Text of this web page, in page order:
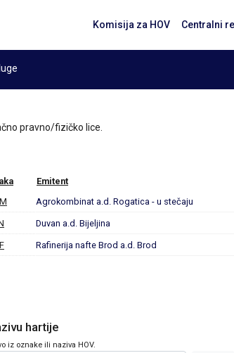
Komisija za HOV Centralni
pravno/fizičko lice.
Emitent
Agrokombinat a.d. Rogatica - u stečaju
Duvan a.d. Bijeljina
Rafinerija nafte Brod a.d. Brod
hartije
iz oznake ili naziva HOV.